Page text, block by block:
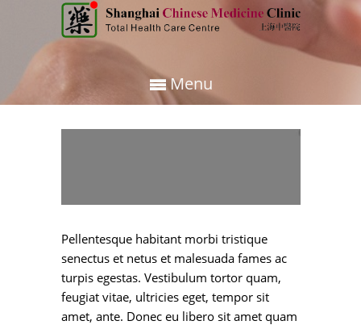
Menu
Pellentesque habitant morbi tristique
senectus et netus et malesuada fames ac
turpis egestas. Vestibulum tortor quam,
feugiat vitae, ultricies eget, tempor sit
amet, ante. Donec eu libero sit amet quam